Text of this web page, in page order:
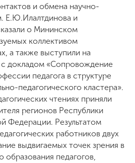
и обмена научно-
Е.Ю.Илалтдинова и
о Мининском
коллективом
а также выступили на
докладом «Сопровождение
педагога в структуре
педагогического кластера».
чтениях приняли
регионов Республики
Федерации. Результатом
работников двух
выдвигаемых точек зрения в
образования педагогов,